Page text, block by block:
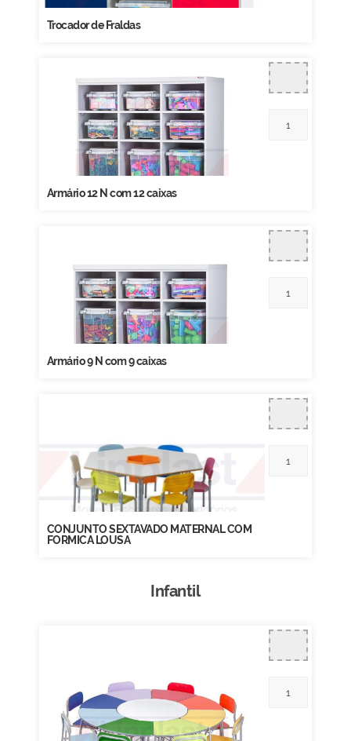
Trocador de Fraldas
Armário 12 N com 12 caixas
Armário 9 N com 9 caixas
CONJUNTO SEXTAVADO MATERNAL COM
FORMICA LOUSA
Infantil